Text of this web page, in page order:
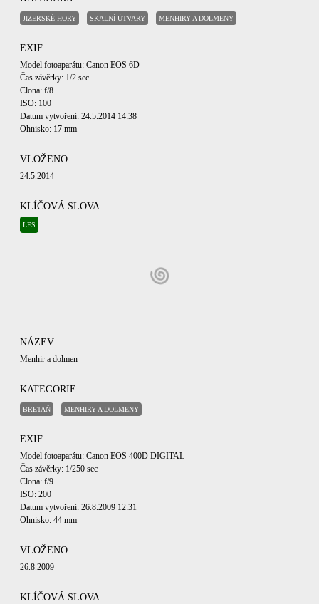
JIZERSKÉ HORY SKALNÍ ÚTVARY MENHIRY A DOLMENY
EXIF
Model fotoaparátu: Canon EOS 6D
Čas závěrky: 1/2 sec
Clona: f/8
ISO: 100
Datum vytvoření: 24.5.2014 14:38
Ohnisko: 17 mm
VLOŽENO
24.5.2014
KLÍČOVÁ SLOVA
LES
NÁZEV
Menhir a dolmen
KATEGORIE
BRETAŇ MENHIRY A DOLMENY
EXIF
Model fotoaparátu: Canon EOS 400D DIGITAL
Čas závěrky: 1/250 sec
Clona: f/9
ISO: 200
Datum vytvoření: 26.8.2009 12:31
Ohnisko: 44 mm
VLOŽENO
26.8.2009
KLÍČOVÁ SLOVA